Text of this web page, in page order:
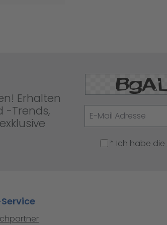
Erhalten
-Trends,
* Ich habe die